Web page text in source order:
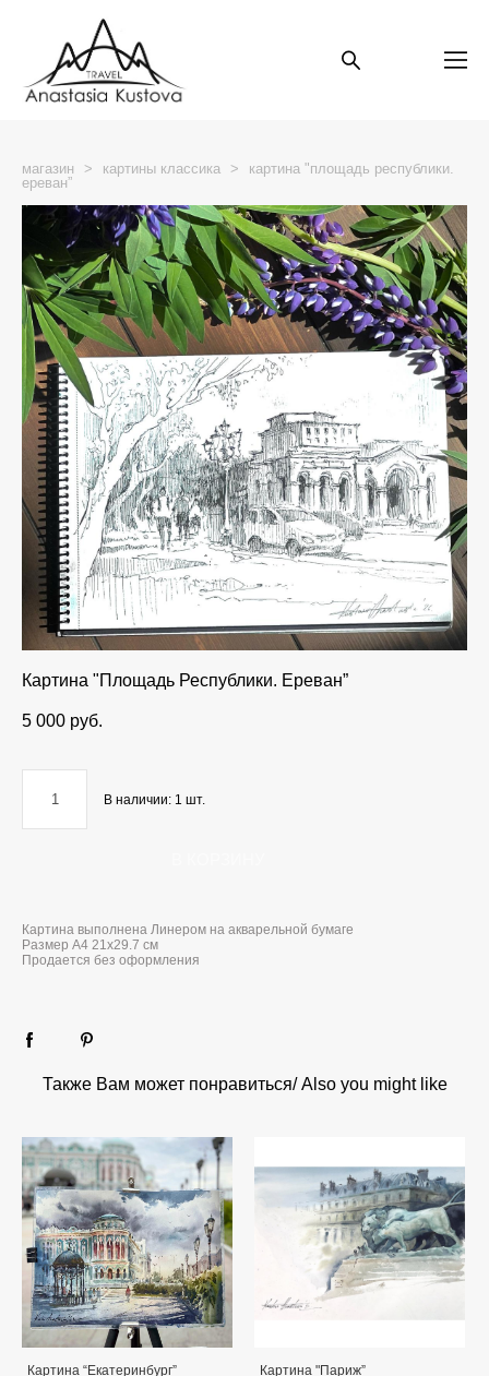
магазин > картины классика >
картина "площадь республики.
ереван”
Картина "Площадь Республики. Ереван”
5 000 pуб.
В наличии: 1 шт.
Картина выполнена Линером на акварельной бумаге
Размер А4 21х29.7 см
Продается без оформления
Также Вам может понравиться/ Also you might like
Картина “Екатеринбург”
Картина "Париж”